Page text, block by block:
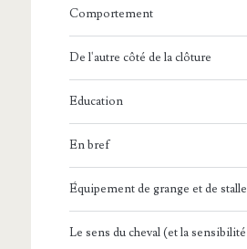
Comportement
De l'autre côté de la clôture
Education
En bref
Équipement de grange et de stalle
Le sens du cheval (et la sensibilité